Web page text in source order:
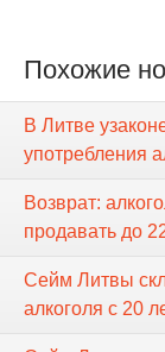
Похожие
В Литве
употребления
Возврат:
продавать до
Сейм Литвы
алкоголя с 20